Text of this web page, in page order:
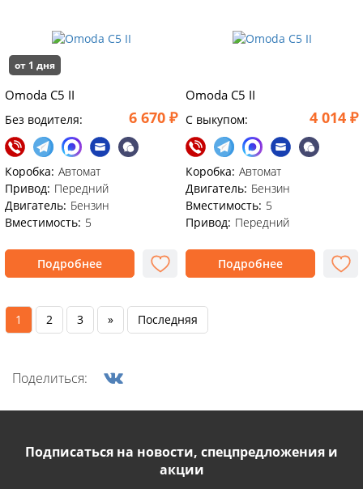
от 1 дня
Omoda C5 II
Без водителя: 6 670 ₽
Коробка: Автомат
Привод: Передний
Двигатель: Бензин
Вместимость: 5
Подробнее
Omoda C5 II
C выкупом: 4 014 ₽
Коробка: Автомат
Двигатель: Бензин
Вместимость: 5
Привод: Передний
Подробнее
1 2 3 » Последняя
Поделиться:
Подписаться на новости, спецпредложения и
акции